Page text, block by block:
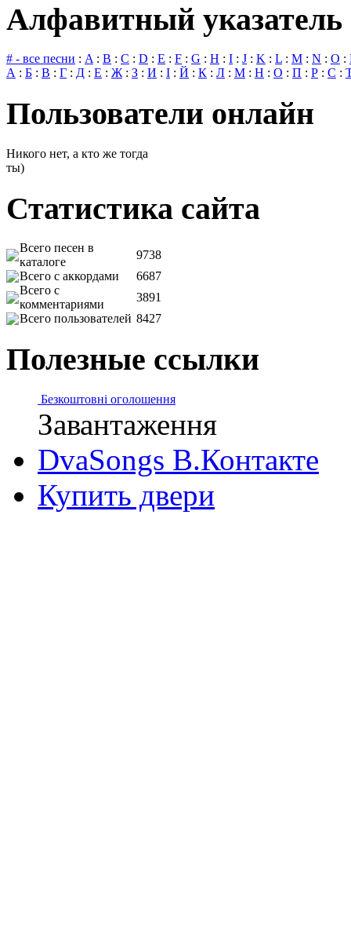
Алфавитный указатель
# - все песни : A: B : C : D : E : F : G : H : I : J : K : L : M : N : O :
А : Б : В : Г : Д : Е : Ж: З : И : І : Й : К : Л : М : Н : О : П : Р : С :
Пользователи онлайн
Никого нет, а кто же тогда
ты)
Статистика сайта
Всего песен в
каталоге
9738
Всего с аккордами
6687
Всего с
комментариями
3891
Всего пользователей 8427
Полезные ссылки
Безкоштовні оголошення
Завантаження
DvaSongs В.Контакте
Купить двери